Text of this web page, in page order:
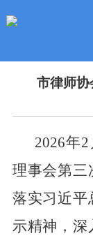
市律师
2026年2
理事会第三
落实习近平
示精神，深